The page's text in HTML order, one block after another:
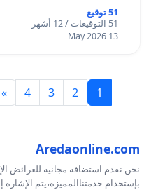
51 توقيع
51 التوقيعات / 12 أشهر
13 May 2026
1
2
3
4
»
Aredaonline.com
نحن نقدم استضافة مجانية للعرائض
بإستخدام خدمتناالمميزة،يتم